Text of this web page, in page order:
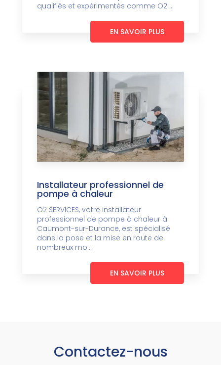
qualifiés et expérimentés comme O2 ...
EN SAVOIR PLUS
Installateur professionnel de
pompe à chaleur
O2 SERVICES, votre installateur
professionnel de pompe à chaleur à
Caumont-sur-Durance, est spécialisé
dans la pose et la mise en route de
nombreux mo...
EN SAVOIR PLUS
Contactez-nous